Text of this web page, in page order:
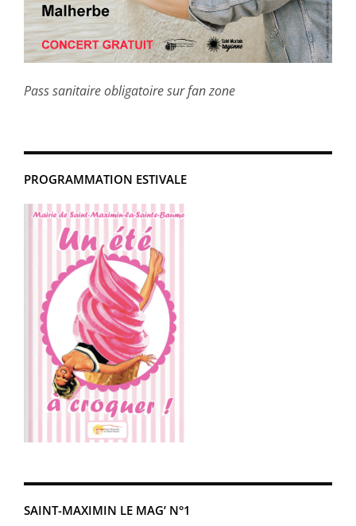
PROGRAMMATION ESTIVALE
SAINT-MAXIMIN LE MAG’ N°1
Pass sanitaire obligatoire sur fan zone